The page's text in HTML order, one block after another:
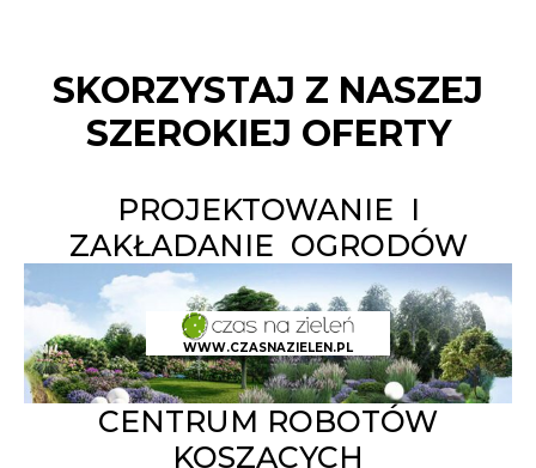
SKORZYSTAJ Z NASZEJ
SZEROKIEJ OFERTY
PROJEKTOWANIE I
ZAKŁADANIE OGRODÓW
WWW.CZASNAZIELEN.PL
CENTRUM ROBOTÓW
KOSZĄCYCH